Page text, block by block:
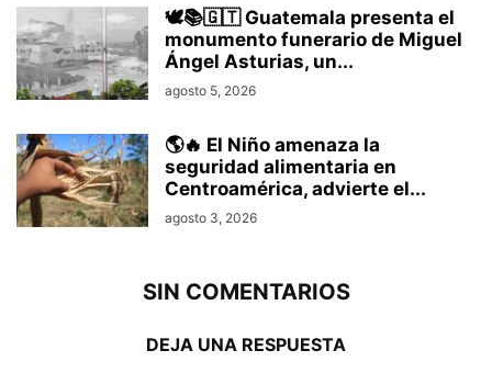
🕊️📚🇬🇹 Guatemala presenta el
monumento funerario de Miguel
Ángel Asturias, un...
agosto 5, 2026
🌎🔥 El Niño amenaza la
seguridad alimentaria en
Centroamérica, advierte el...
agosto 3, 2026
SIN COMENTARIOS
DEJA UNA RESPUESTA